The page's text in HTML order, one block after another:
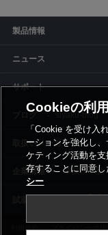
製品情報
ニュース
サポート
siyaku-blog
取扱いメーカー
事業所一覧
利用規約 プライバシーポリ
Cookieの利
「Cookie を受け入
ーションを強化し
ケティング活動を
存することに同意
シー